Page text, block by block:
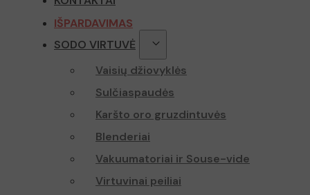
IŠPARDAVIMAS
SODO VIRTUVĖ
Vaisių džiovyklės
Sulčiaspaudės
Karšto oro gruzdintuvės
Blenderiai
Vakuumatoriai ir Souse-vide
Virtuvinai peiliai